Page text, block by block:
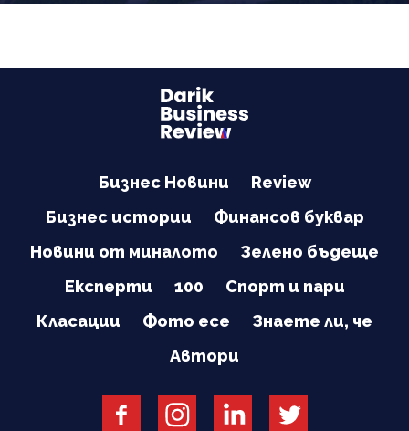
Бизнес Новини
Review
Бизнес истории
Финансов буквар
Новини от миналото
Зелено бъдеще
Експерти
100
Спорт и пари
Класации
Фото есе
Знаете ли, че
Автори